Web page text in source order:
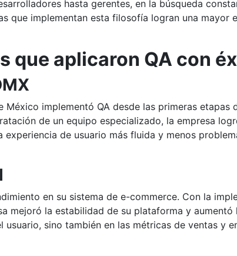
hasta gerentes, en la búsqueda
que implementan esta filosofía logran una mayor
que aplicaron QA con
implementó QA desde las primeras etapas
de un equipo especializado, la empresa
de usuario más fluida y menos
en su sistema de e-commerce. Con la
mejoró la estabilidad de su plataforma y
sino también en las métricas de ventas y